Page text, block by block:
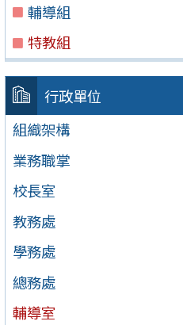
輔導組
特教組
行政單位
組織架構
業務職掌
校長室
教務處
學務處
總務處
輔導室